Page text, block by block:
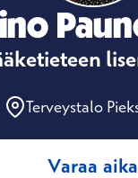
Terveystalo
Varaa aika